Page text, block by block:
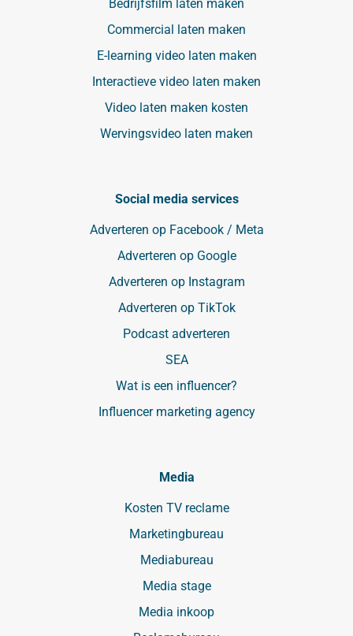
Bedrijfsfilm laten maken
Commercial laten maken
E-learning video laten maken
Interactieve video laten maken
Video laten maken kosten
Wervingsvideo laten maken
Social media services
Adverteren op Facebook / Meta
Adverteren op Google
Adverteren op Instagram
Adverteren op TikTok
Podcast adverteren
SEA
Wat is een influencer?
Influencer marketing agency
Media
Kosten TV reclame
Marketingbureau
Mediabureau
Media stage
Media inkoop